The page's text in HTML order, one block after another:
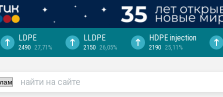
LDPE
2490 27,71%
LLDPE
2150 26,05%
HDPE injection
2190 25,11%